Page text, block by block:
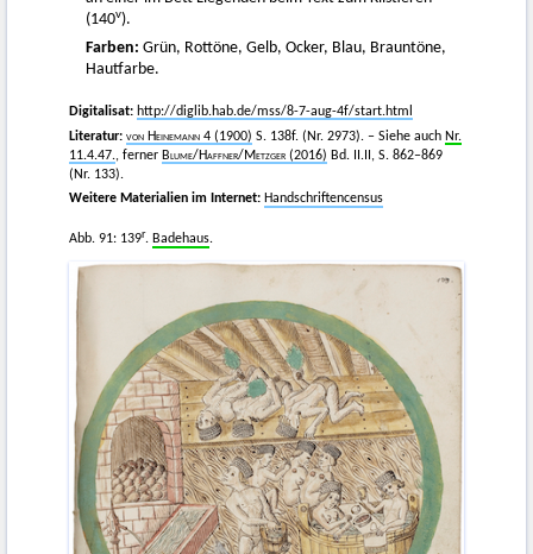
(140v).
Farben: Grün, Rottöne, Gelb, Ocker, Blau, Brauntöne,
Hautfarbe.
Digitalisat: http://diglib.hab.de/mss/8-7-aug-4f/start.html
Literatur: von Heinemann 4 (1900) S. 138f. (Nr. 2973). – Siehe auch Nr.
11.4.47., ferner Blume/ Haffner/ Metzger (2016) Bd. II.II, S. 862–869
(Nr. 133).
Weitere Materialien im Internet: Handschriftencensus
Abb. 91: 139r. Badehaus.